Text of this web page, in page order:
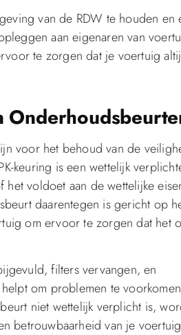
van de RDW te houden en
aan eigenaren van
te zorgen dat je voertuig
voor het behoud van de
keuring is een wettelijk
voldoet aan de wettelijke
daarentegen is gericht op
om ervoor te zorgen dat het
filters vervangen, en
om problemen te
niet wettelijk verplicht is,
betrouwbaarheid van je